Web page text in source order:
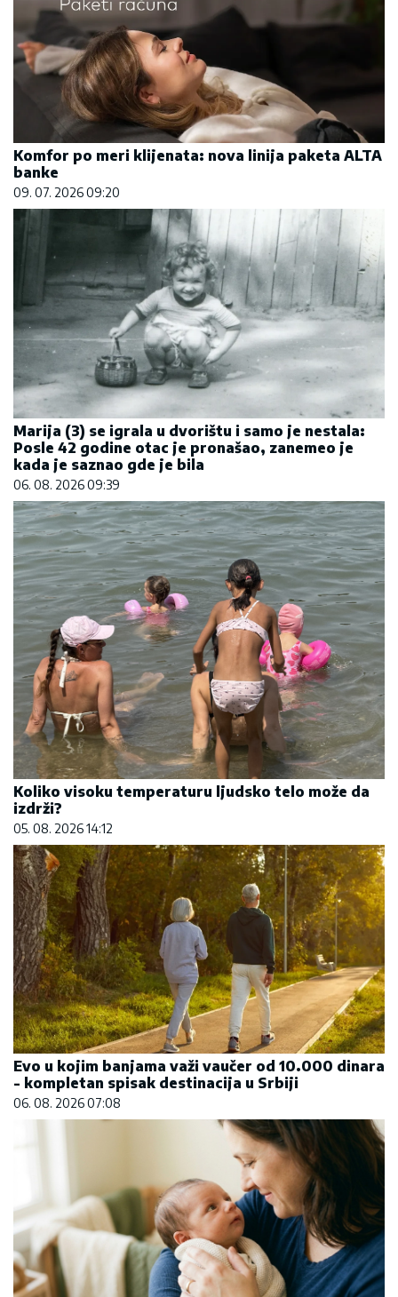
Komfor po meri klijenata: nova linija paketa ALTA
banke
09. 07. 2026 09:20
Marija (3) se igrala u dvorištu i samo je nestala:
Posle 42 godine otac je pronašao, zanemeo je
kada je saznao gde je bila
06. 08. 2026 09:39
Koliko visoku temperaturu ljudsko telo može da
izdrži?
05. 08. 2026 14:12
Evo u kojim banjama važi vaučer od 10.000 dinara
- kompletan spisak destinacija u Srbiji
06. 08. 2026 07:08